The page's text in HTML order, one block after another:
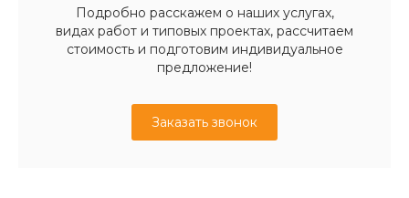
Подробно расскажем о наших услугах,
видах работ и типовых проектах, рассчитаем
стоимость и подготовим индивидуальное
предложение!
Заказать звонок